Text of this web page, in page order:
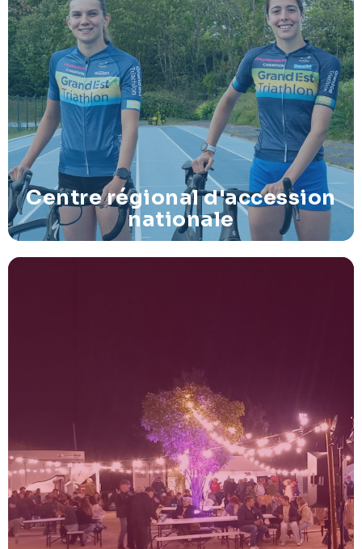
Centre régional d'accession
nationale
Centre régional d'accession
nationale
Structure pour former et accompagner vers le haut
niveau
basée au CREPS de Reims
Evènement de Triathlon accessible à tous, avec une
ambiance conviviale